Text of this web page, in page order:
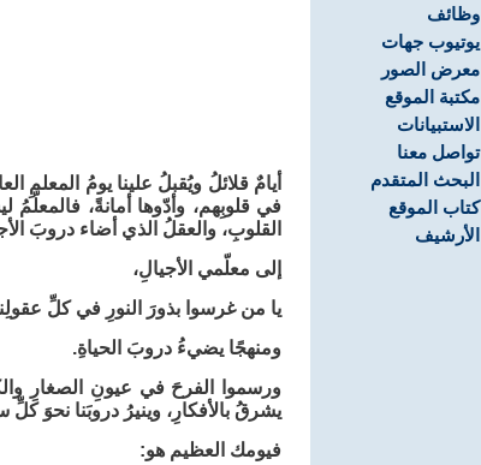
وظائف
يوتيوب جهات
معرض الصور
مكتبة الموقع
الاستبيانات
تواصل معنا
البحث المتقدم
كتاب الموقع
الأرشيف
أيامٌ قلائلُ ويُقبلُ علينا يومُ
في قلوبِهم، وأدّوها أمانةً،
القلوبِ، والعقلُ الذي أضاء دروبَ
إلى معلّمي الأجيالِ،
يا من غرسوا بذورَ النورِ في كلِّ
ومنهجًا يضيءُ دروبَ الحياةِ.
ورسموا الفرحَ في عيونِ الصغارِ
يشرقُ بالأفكارِ، وينيرُ دروبَنا نحوَ
فيومك العظيم هو: